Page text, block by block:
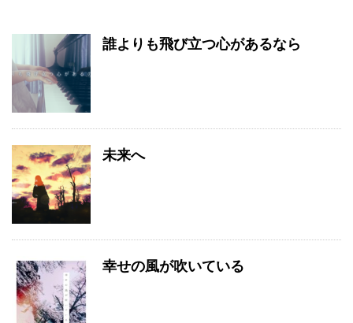
誰よりも飛び立つ心があるなら
未来へ
幸せの風が吹いている